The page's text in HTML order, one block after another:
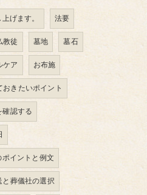
げます。 法要
教徒 墓地 墓石
ケア お布施
おきたいポイント
確認する
イントと例文
と葬儀社の選択